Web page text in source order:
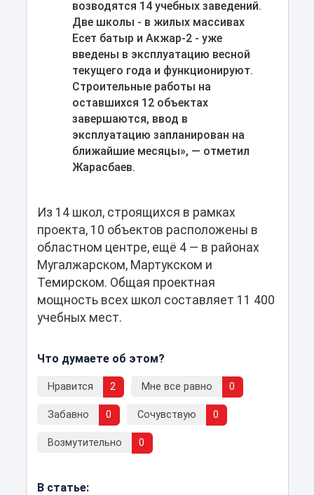
возводятся 14 учебных заведений.
Две школы - в жилых массивах
Есет батыр и Акжар-2 - уже
введены в эксплуатацию весной
текущего года и функционируют.
Строительные работы на
оставшихся 12 объектах
завершаются, ввод в
эксплуатацию запланирован на
ближайшие месяцы», — отметил
Жарасбаев.
Из 14 школ, строящихся в рамках
проекта, 10 объектов расположены в
областном центре, ещё 4 — в районах
Мугалжарском, Мартукском и
Темирском. Общая проектная
мощность всех школ составляет 11 400
учебных мест.
Что думаете об этом?
Нравится 2 Мне все равно 0
Забавно 0 Сочувствую 0
Возмутительно 0
В статье: